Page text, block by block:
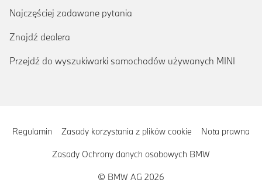
Najczęściej zadawane pytania
Znajdź dealera
Przejdź do wyszukiwarki samochodów używanych MINI
Regulamin Zasady korzystania z plików cookie Nota prawna
Zasady Ochrony danych osobowych BMW
© BMW AG 2026